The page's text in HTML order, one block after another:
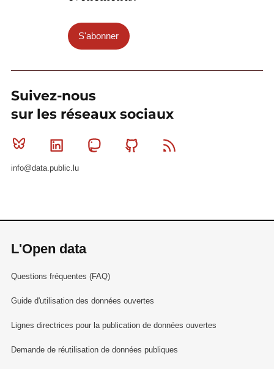
S'abonner
Suivez-nous
sur les réseaux sociaux
Bluesky Linkedin MastodonGithub
info@data.public.lu
L'Open data
Questions fréquentes (FAQ)
Guide d'utilisation des données ouvertes
Lignes directrices pour la publication de données ouvertes
Demande de réutilisation de données publiques